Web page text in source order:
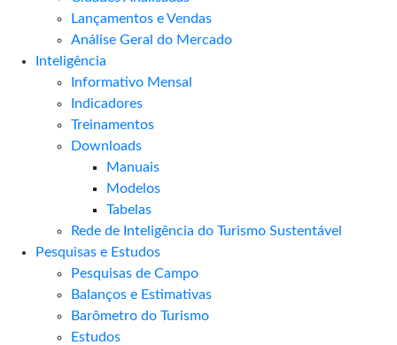
Lançamentos e Vendas
Análise Geral do Mercado
Inteligência
Informativo Mensal​
Indicadores
Treinamentos
Downloads
Manuais
Modelos
Tabelas
Rede de Inteligência do Turismo Sustentável
Pesquisas e Estudos
Pesquisas de Campo
Balanços e Estimativas
Barômetro do Turismo
Estudos